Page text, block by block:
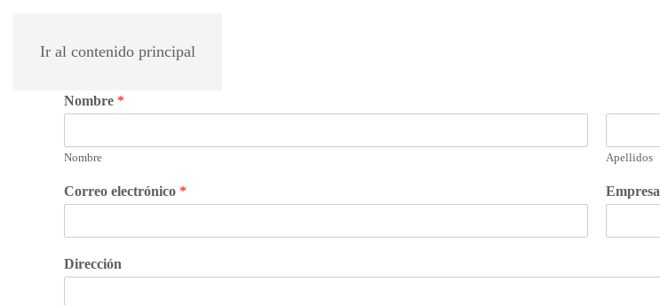
Ir al contenido principal
Nombre *
Nombre Apellidos
Correo electrónico * Empresa
Dirección